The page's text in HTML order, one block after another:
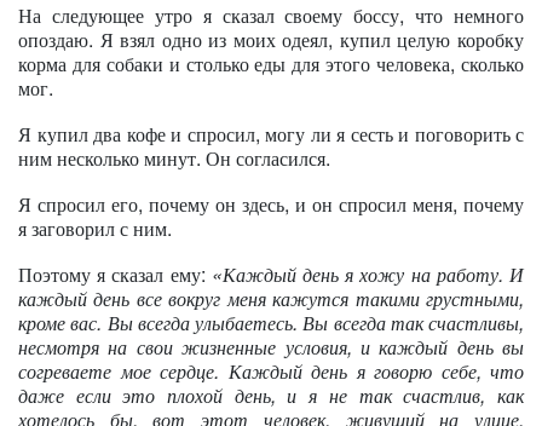
На следующее утро я сказал своему боссу, что немного
опоздаю. Я взял одно из моих одеял, купил целую коробку
корма для собаки и столько еды для этого человека, сколько
мог.
Я купил два кофе и спросил, могу ли я сесть и поговорить с
ним несколько минут. Он согласился.
Я спросил его, почему он здесь, и он спросил меня, почему
я заговорил с ним.
Поэтому я сказал ему: «Каждый день я хожу на работу. И
каждый день все вокруг меня кажутся такими грустными,
кроме вас. Вы всегда улыбаетесь. Вы всегда так счастливы,
несмотря на свои жизненные условия, и каждый день вы
согреваете мое сердце. Каждый день я говорю себе, что
даже если это плохой день, и я не так счастлив, как
хотелось бы, вот этот человек, живущий на улице,